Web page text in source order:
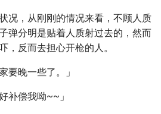
况，从刚刚的情况来看，不顾人质
弹分明是贴着人质射过去的，然而
，反而去担心开枪的人。
要晚一些了。」
补偿我呦~~」